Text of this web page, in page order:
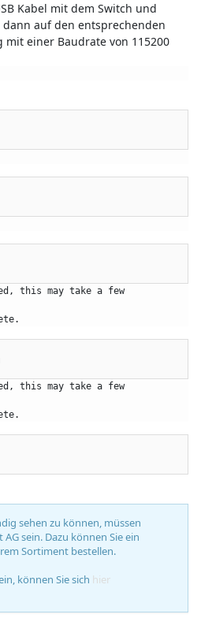
Kabel mit dem Switch und
dann auf den entsprechenden
mit einer Baudrate von 115200
this may take a few
this may take a few
sehen zu können, müssen
sein. Dazu können Sie ein
Sortiment bestellen.
können Sie sich hier